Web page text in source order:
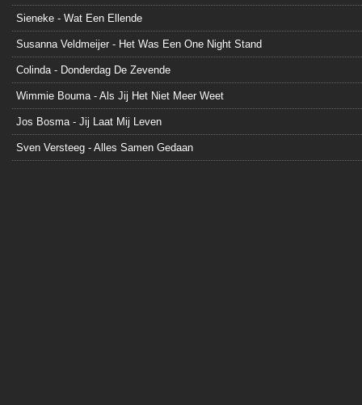
Sieneke - Wat Een Ellende
Susanna Veldmeijer - Het Was Een One Night Stand
Colinda - Donderdag De Zevende
Wimmie Bouma - Als Jij Het Niet Meer Weet
Jos Bosma - Jij Laat Mij Leven
Sven Versteeg - Alles Samen Gedaan